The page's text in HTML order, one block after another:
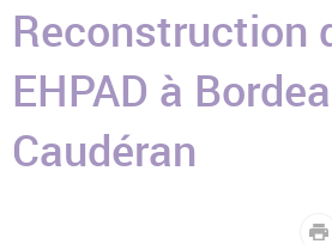
Reconstruction
EHPAD à
Caudéran